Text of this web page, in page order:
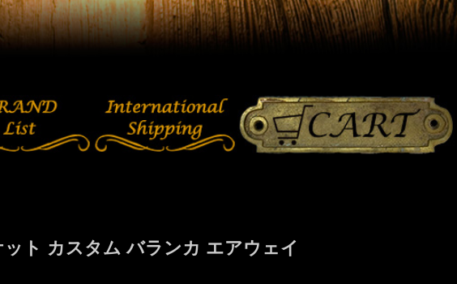
ト カスタム バランカ エアウェイ